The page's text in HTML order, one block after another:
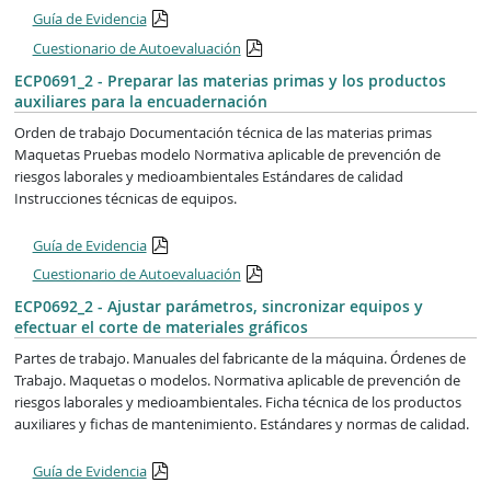
Guía de Evidencia
Cuestionario de Autoevaluación
ECP0691_2 - Preparar las materias primas y los productos
auxiliares para la encuadernación
Orden de trabajo Documentación técnica de las materias primas
Maquetas Pruebas modelo Normativa aplicable de prevención de
riesgos laborales y medioambientales Estándares de calidad
Instrucciones técnicas de equipos.
Guía de Evidencia
Cuestionario de Autoevaluación
ECP0692_2 - Ajustar parámetros, sincronizar equipos y
efectuar el corte de materiales gráficos
Partes de trabajo. Manuales del fabricante de la máquina. Órdenes de
Trabajo. Maquetas o modelos. Normativa aplicable de prevención de
riesgos laborales y medioambientales. Ficha técnica de los productos
auxiliares y fichas de mantenimiento. Estándares y normas de calidad.
Guía de Evidencia